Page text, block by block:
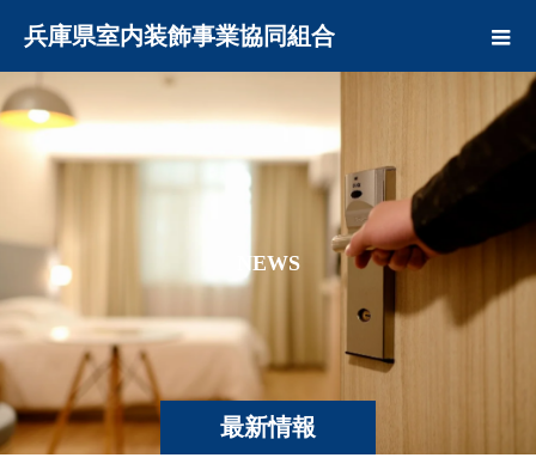
兵庫県室内装飾事業協同組合
最新情報
NEWS